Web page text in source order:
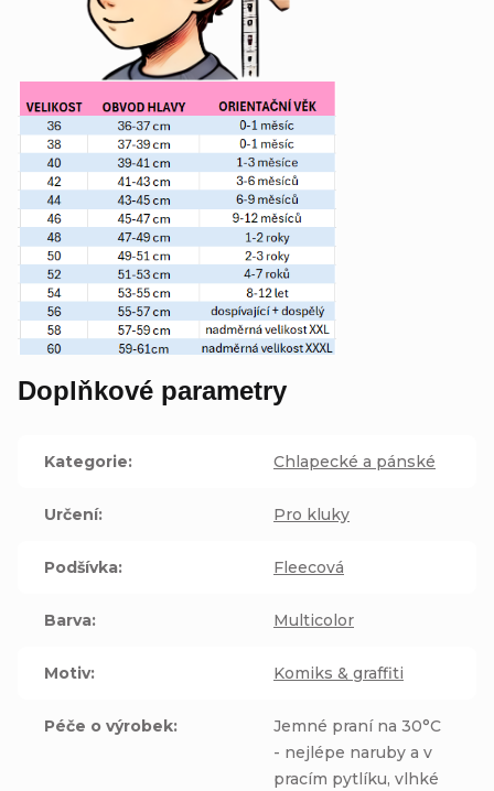
Doplňkové parametry
Kategorie: Chlapecké a pánské
Určení: Pro kluky
Podšívka: Fleecová
Barva: Multicolor
Motiv: Komiks & graffiti
Péče o výrobek:
Jemné praní na 30°C
- nejlépe naruby a v
pracím pytlíku, vlhké